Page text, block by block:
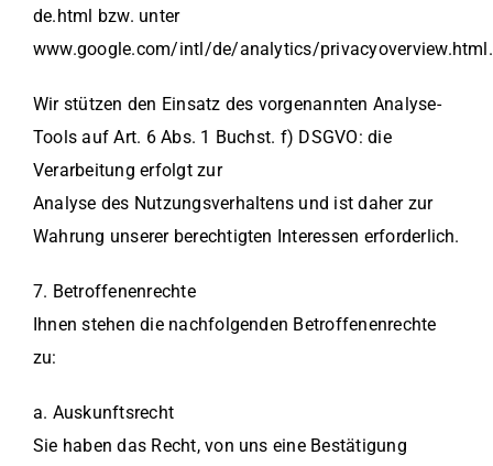
de.html bzw. unter
www.google.com/intl/de/analytics/privacyoverview.html.
Wir stützen den Einsatz des vorgenannten Analyse-
Tools auf Art. 6 Abs. 1 Buchst. f) DSGVO: die
Verarbeitung erfolgt zur
Analyse des Nutzungsverhaltens und ist daher zur
Wahrung unserer berechtigten Interessen erforderlich.
7. Betroffenenrechte
Ihnen stehen die nachfolgenden Betroffenenrechte
zu:
a. Auskunftsrecht
Sie haben das Recht, von uns eine Bestätigung